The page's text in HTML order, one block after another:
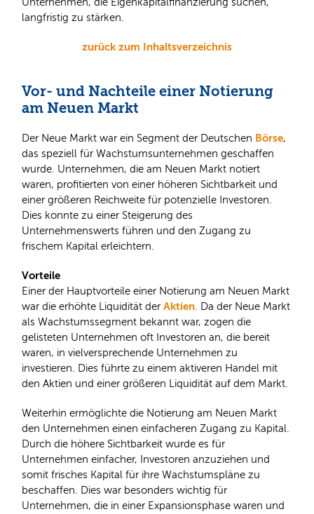
langfristig zu stärken.
zurück zum Inhaltsverzeichnis
Vor- und Nachteile einer Notierung
am Neuen Markt
Der Neue Markt war ein Segment der Deutschen Börse,
das speziell für Wachstumsunternehmen geschaffen
wurde. Unternehmen, die am Neuen Markt notiert
waren, profitierten von einer höheren Sichtbarkeit und
einer größeren Reichweite für potenzielle Investoren.
Dies konnte zu einer Steigerung des
Unternehmenswerts führen und den Zugang zu
frischem Kapital erleichtern.
Vorteile
Einer der Hauptvorteile einer Notierung am Neuen Markt
war die erhöhte Liquidität der Aktien . Da der Neue Markt
als Wachstumssegment bekannt war, zogen die
gelisteten Unternehmen oft Investoren an, die bereit
waren, in vielversprechende Unternehmen zu
investieren. Dies führte zu einem aktiveren Handel mit
den Aktien und einer größeren Liquidität auf dem Markt.
Weiterhin ermöglichte die Notierung am Neuen Markt
den Unternehmen einen einfacheren Zugang zu Kapital.
Durch die höhere Sichtbarkeit wurde es für
Unternehmen einfacher, Investoren anzuziehen und
somit frisches Kapital für ihre Wachstumspläne zu
beschaffen. Dies war besonders wichtig für
Unternehmen, die in einer Expansionsphase waren und